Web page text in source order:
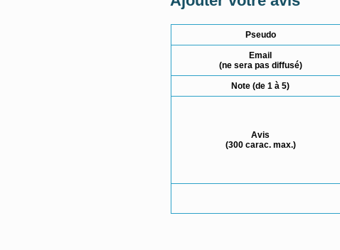
Pseudo
Email
(ne sera pas diffusé)
Note (de 1 à 5)
Avis
(300 carac. max.)